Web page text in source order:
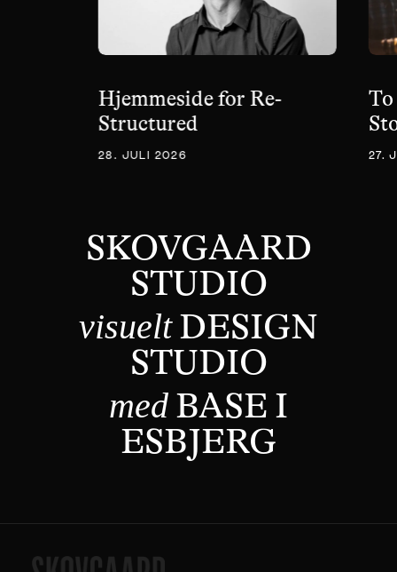
Hjemmeside for Re-
Structured
28. JULI 2026 27.
SKOVGAARD
STUDIO
visuelt DESIGN
STUDIO
med BASE I
ESBJERG